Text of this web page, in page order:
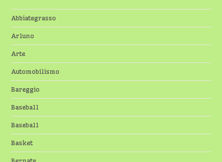
Abbiategrasso
Arluno
Arte
Automobilismo
Bareggio
Baseball
Baseball
Basket